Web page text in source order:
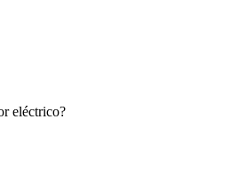
eléctrico?